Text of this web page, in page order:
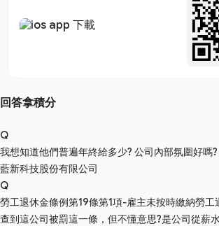
回答拿積分
Q
我想知道他們普遍年終給多少? 公司內部氛圍好嗎
藍新科技股份有限公司
Q
勞工退休金條例第19條第1項-雇主未按時繳納勞工
查到這公司被罰這一條，但不懂意思?是公司從薪